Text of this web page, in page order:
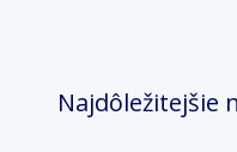
Najdôležitejšie